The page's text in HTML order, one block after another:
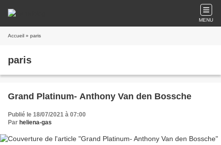
MENU
Accueil » paris
paris
Grand Platinum- Anthony Van den Bossche
Publié le 18/07/2021 à 07:00
Par heliena-gas